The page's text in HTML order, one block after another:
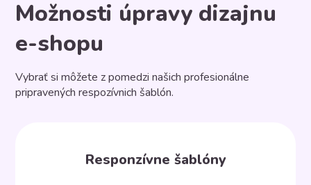
Možnosti úpravy dizajnu
e-shopu
Vybrať si môžete z pomedzi našich profesionálne
pripravených respozívnich šablón.
Responzívne šablóny